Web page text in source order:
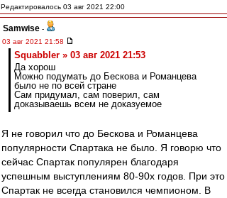
Редактировалось 03 авг 2021 22:00
Samwise -
03 авг 2021 21:58
Squabbler » 03 авг 2021 21:53
Да хорош
Можно подумать до Бескова и Романцева
было не по всей стране
Сам придумал, сам поверил, сам
доказываешь всем не доказуемое
Я не говорил что до Бескова и Романцева
популярности Спартака не было. Я говорю что
сейчас Спартак популярен благодаря
успешным выступлениям 80-90х годов. При это
Спартак не всегда становился чемпионом. В